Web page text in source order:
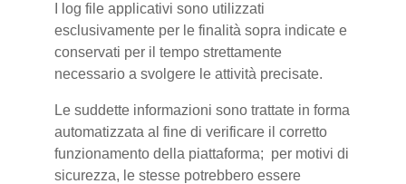
I log file applicativi sono utilizzati
esclusivamente per le finalità sopra indicate e
conservati per il tempo strettamente
necessario a svolgere le attività precisate.
Le suddette informazioni sono trattate in forma
automatizzata al fine di verificare il corretto
funzionamento della piattaforma; per motivi di
sicurezza, le stesse potrebbero essere